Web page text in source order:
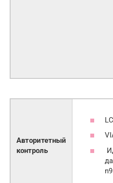
Авторитетный
контроль